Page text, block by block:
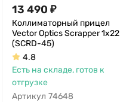
13 490 ₽
Коллиматорный прицел
Vector Optics Scrapper 1x22
(SCRD-45)
4.8
Есть на складе, готов к
отгрузке
Артикул 74648